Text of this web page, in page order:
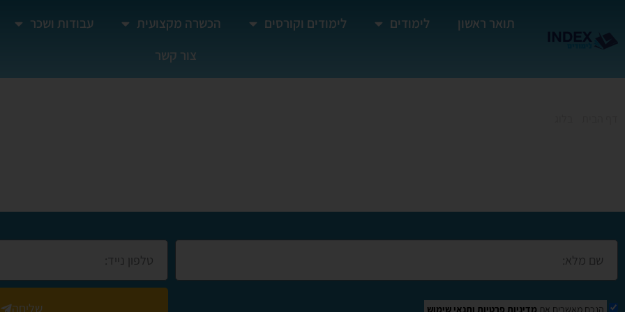
תואר ראשון לימודים לימודים וקורסים הכשרה מקצועית
עבודות ושכר
צור קשר
הנכם מאשרים את מדיניות פרטיות ותנאי שימוש שליחה